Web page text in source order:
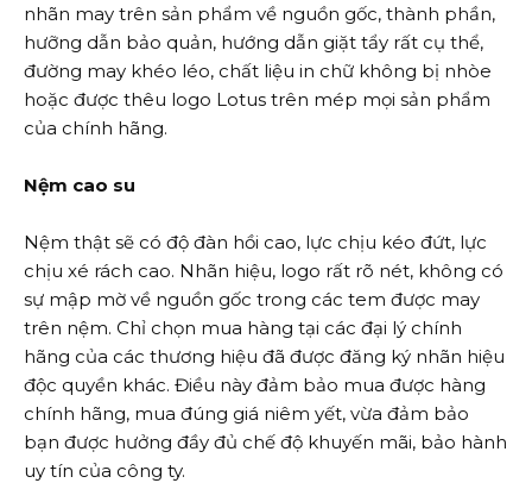
nhãn may trên sản phẩm về nguồn gốc, thành phần,
hưỡng dẫn bảo quản, hướng dẫn giặt tẩy rất cụ thể,
đường may khéo léo, chất liệu in chữ không bị nhòe
hoặc được thêu logo Lotus trên mép mọi sản phẩm
của chính hãng.
Nệm cao su
Nệm thật sẽ có độ đàn hồi cao, lực chịu kéo đứt, lực
chịu xé rách cao. Nhãn hiệu, logo rất rõ nét, không có
sự mập mờ về nguồn gốc trong các tem được may
trên nệm. Chỉ chọn mua hàng tại các đại lý chính
hãng của các thương hiệu đã được đăng ký nhãn hiệu
độc quyền khác. Điều này đảm bảo mua được hàng
chính hãng, mua đúng giá niêm yết, vừa đảm bảo
bạn được hưởng đầy đủ chế độ khuyến mãi, bảo hành
uy tín của công ty.